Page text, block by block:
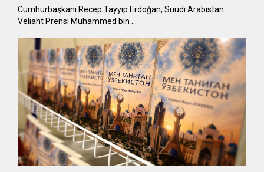
Cumhurbaşkanı Recep Tayyip Erdoğan, Suudi Arabistan
Veliaht Prensi Muhammed bin …